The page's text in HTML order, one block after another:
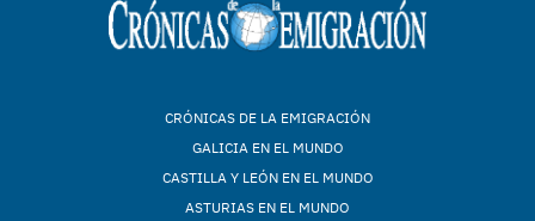
CRÓNICAS DE LA EMIGRACIÓN
GALICIA EN EL MUNDO
CASTILLA Y LEÓN EN EL MUNDO
ASTURIAS EN EL MUNDO